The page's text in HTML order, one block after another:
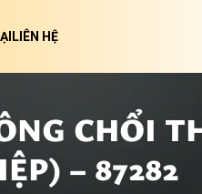
LIÊN HỆ
CHỔI
– 87282